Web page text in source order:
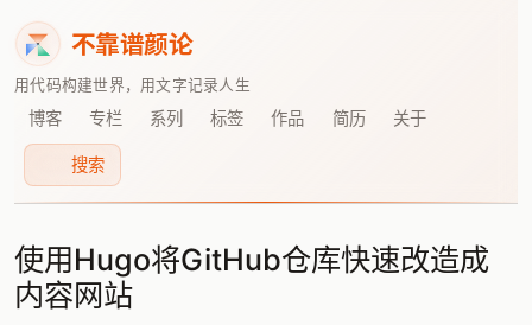
不靠谱颜论
用代码构建世界，用文字记录人生
博客 专栏 系列 标签 作品 简历 关于
搜索
使用Hugo将GitHub仓库快速改造成
内容网站